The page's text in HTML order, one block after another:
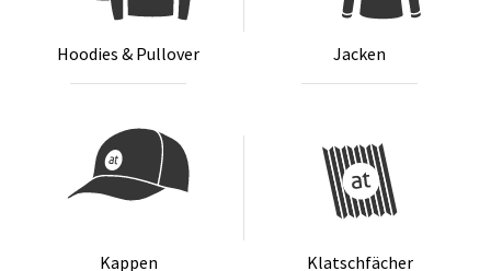
Hoo­dies & Pull­over Ja­cken
Kap­pen Klatsch­fä­cher